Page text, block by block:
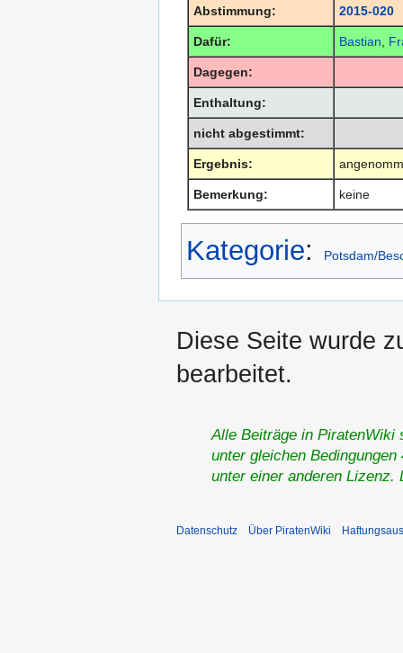
Abstimmung: 2015-020
Dafür: Bastian
Dagegen:
Enthaltung:
nicht abgestimmt:
Ergebnis:
Bemerkung: keine
Kategorie: Potsdam/
Diese Seite wurde
bearbeitet.
Alle Beiträge in PiratenWiki
unter gleichen
unter einer anderen
Datenschutz Über PiratenWiki